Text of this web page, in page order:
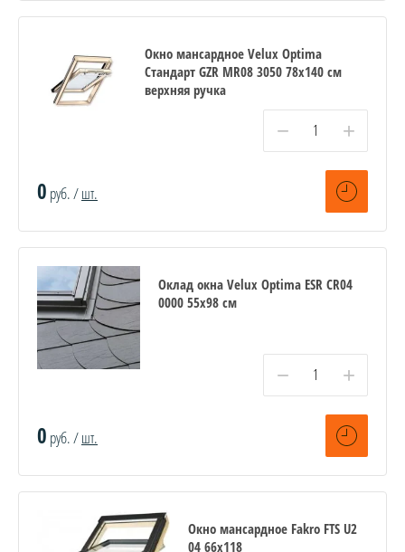
Окно мансардное Velux Optima
Стандарт GZR MR08 3050 78x140 см
верхняя ручка
− +
0 руб. /шт.
Оклад окна Velux Optima ESR CR04
0000 55x98 см
− +
0 руб. /шт.
Окно мансардное Fakro FTS U2
04 66х118